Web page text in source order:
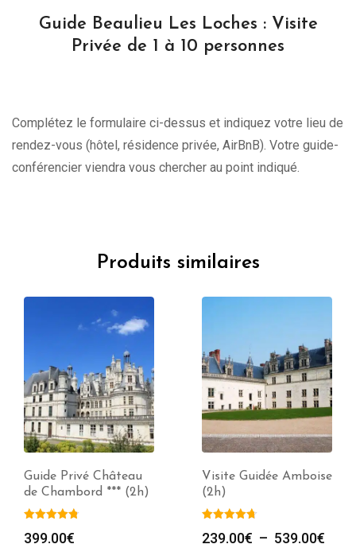
Guide Beaulieu Les Loches : Visite
Privée de 1 à 10 personnes
Complétez le formulaire ci-dessus et indiquez votre lieu de
rendez-vous (hôtel, résidence privée, AirBnB). Votre guide-
conférencier viendra vous chercher au point indiqué.
Produits similaires
Guide Privé Château
de Chambord *** (2h)
399.00€
Visite Guidée Amboise
(2h)
239.00€ – 539.00€